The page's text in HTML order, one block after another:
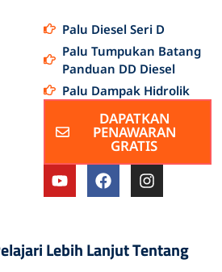
Palu Diesel Seri D
Palu Tumpukan Batang
Panduan DD Diesel
Palu Dampak Hidrolik
DAPATKAN
PENAWARAN
GRATIS
Y
o
u
b
I
n
d
e
I
n
s
g
Lebih Lanjut Tentang